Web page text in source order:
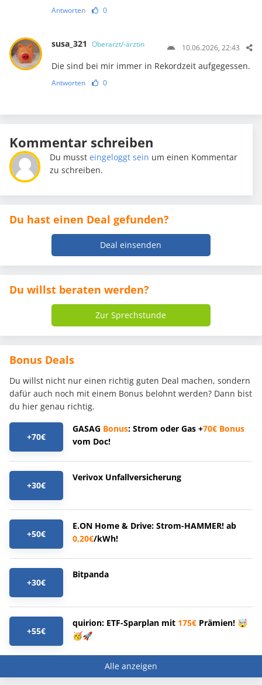
Antworten 0
susa_321 Oberarzt/-ärztin 10.06.2026, 22:43
Die sind bei mir immer in Rekordzeit aufgegessen.
Antworten 0
Kommentar schreiben
Du mussteingeloggt sein um einen Kommentar
zu schreiben.
Du hast einen Deal gefunden?
Deal einsenden
Du willst beraten werden?
Zur Sprechstunde
Bonus Deals
Du willst nicht nur einen richtig guten Deal machen, sondern
dafür auch noch mit einem Bonus belohnt werden? Dann bist
du hier genau richtig.
+70€
GASAG Bonus: Strom oder Gas +70€ Bonus
vom Doc!
+30€
Verivox Unfallversicherung
+50€
E.ON Home & Drive: Strom-HAMMER! ab
0,20€/kWh!
+30€
Bitpanda
+55€
quirion: ETF-Sparplan mit 175€ Prämien! 🤯
🥳🚀
Alle anzeigen